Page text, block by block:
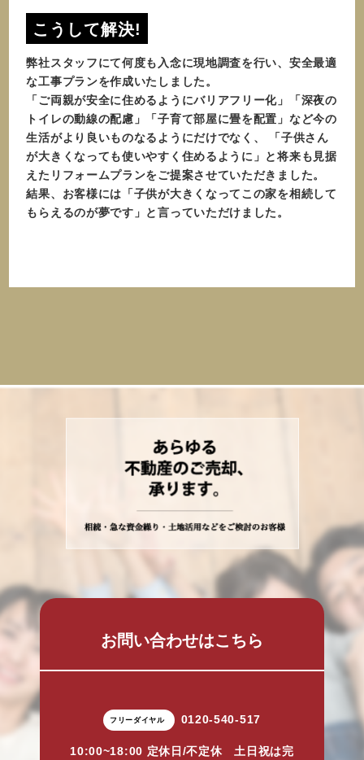
こうして解決!
弊社スタッフにて何度も入念に現地調査を行い、安全最適
な工事プランを作成いたしました。
「ご両親が安全に住めるようにバリアフリー化」「深夜の
トイレの動線の配慮」「子育て部屋に畳を配置」など今の
生活がより良いものなるようにだけでなく、 「子供さん
が大きくなっても使いやすく住めるように」と将来も見据
えたリフォームプランをご提案させていただきました。
結果、お客様には「子供が大きくなってこの家を相続して
もらえるのが夢です」と言っていただけました。
お問い合わせはこちら
フリーダイヤル 0120-540-517
10:00~18:00 定休日/不定休 土日祝は完